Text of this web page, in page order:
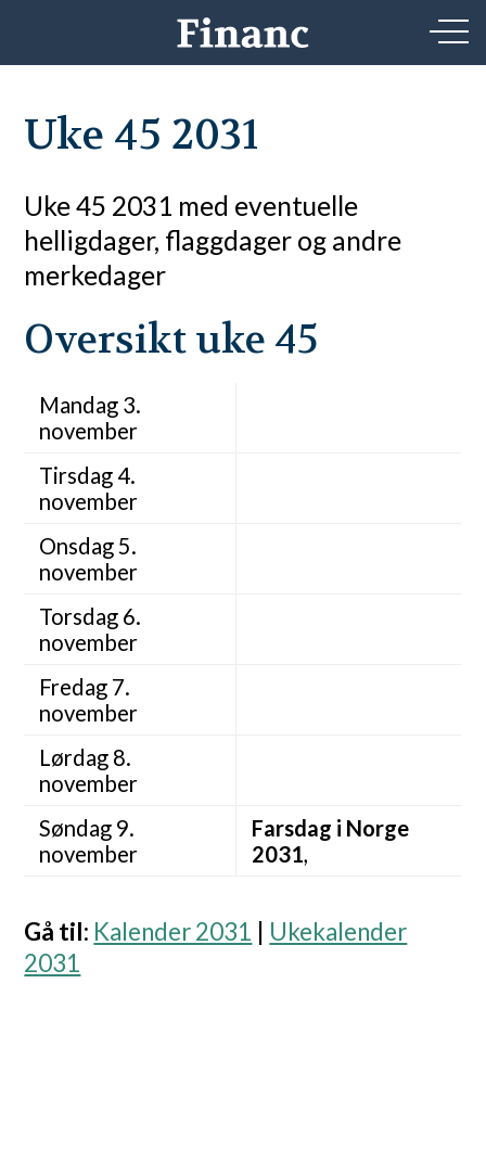
Uke 45 2031
Uke 45 2031 med eventuelle
helligdager, flaggdager og andre
merkedager
Oversikt uke 45
Mandag 3.
november
Tirsdag 4.
november
Onsdag 5.
november
Torsdag 6.
november
Fredag 7.
november
Lørdag 8.
november
Søndag 9.
november
Farsdag i Norge
2031,
Gå til: Kalender 2031
Ukekalender
2031